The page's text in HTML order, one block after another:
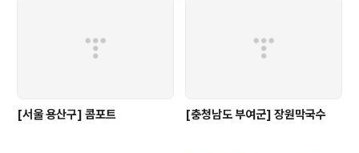
[서울 용산구] 콤포트 [충청남도 부여군] 장원막국수